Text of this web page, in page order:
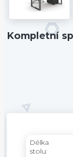
Kompletní
Délka
stolu: